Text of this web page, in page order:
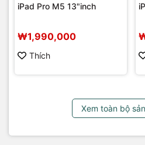
iPad Pro M5 13"inch
₩1,990,000
Thích
Xem toàn bộ